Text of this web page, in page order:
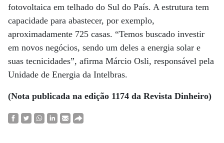
fotovoltaica em telhado do Sul do País. A estrutura tem
capacidade para abastecer, por exemplo,
aproximadamente 725 casas. “Temos buscado investir
em novos negócios, sendo um deles a energia solar e
suas tecnicidades”, afirma Márcio Osli, responsável pela
Unidade de Energia da Intelbras.
(Nota publicada na edição 1174 da Revista Dinheiro)